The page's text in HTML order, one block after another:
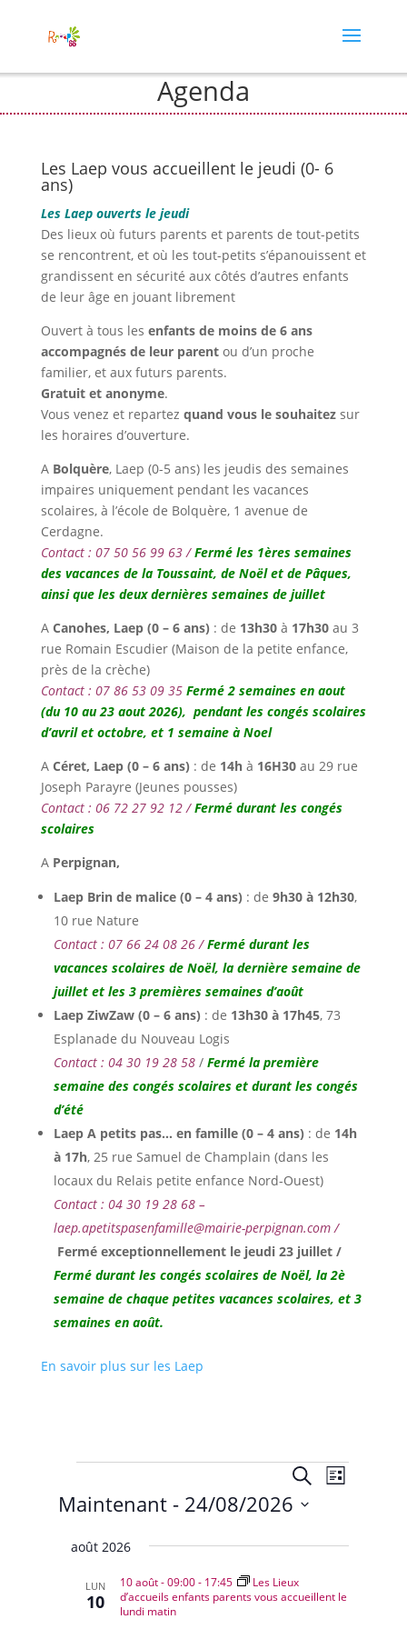
Agenda
Les Laep vous accueillent le jeudi (0- 6
ans)
Les Laep ouverts le jeudi
Des lieux où futurs parents et parents de tout-petits
se rencontrent, et où les tout-petits s’épanouissent et
grandissent en sécurité aux côtés d’autres enfants
de leur âge en jouant librement
Ouvert à tous les enfants de moins de 6 ans
accompagnés de leur parentou d’un proche
familier, et aux futurs parents.
Gratuit et anonyme.
Vous venez et repartez quand vous le souhaitezsur
les horaires d’ouverture.
A Bolquère, Laep (0-5 ans) les jeudis des semaines
impaires uniquement pendant les vacances
scolaires, à l’école de Bolquère, 1 avenue de
Cerdagne.
Contact : 07 50 56 99 63 /Fermé les 1ères semaines
des vacances de la Toussaint, de Noël et de Pâques,
ainsi que les deux dernières semaines de juillet
A Canohes, Laep (0 – 6 ans) : de 13h30à 17h30 au 3
rue Romain Escudier (Maison de la petite enfance,
près de la crèche)
Contact : 07 86 53 09 35 Fermé 2 semaines en aout
(du 10 au 23 aout 2026), pendant les congés scolaires
d’avril et octobre, et 1 semaine à Noel
A Céret, Laep (0 – 6 ans) : de 14h à 16H30 au 29 rue
Joseph Parayre (Jeunes pousses)
Contact : 06 72 27 92 12 /Fermé durant les congés
scolaires
A Perpignan,
Laep Brin de malice (0 – 4 ans) : de 9h30 à 12h30,
10 rue Nature
Contact : 07 66 24 08 26 /Fermé durant les
vacances scolaires de Noël, la dernière semaine de
juillet et les 3 premières semaines d’août
Laep ZiwZaw (0 – 6 ans) : de 13h30 à 17h45, 73
Esplanade du Nouveau Logis
Contact : 04 30 19 28 58 / Fermé la première
semaine des congés scolaires et durant les congés
d’été
Laep A petits pas… en famille (0 – 4 ans) : de 14h
à 17h, 25 rue Samuel de Champlain (dans les
locaux du Relais petite enfance Nord-Ouest)
Contact : 04 30 19 28 68 –
laep.apetitspasenfamille@mairie-perpignan.com /
Fermé exceptionnellement le jeudi 23 juillet /
Fermé durant les congés scolaires de Noël, la 2è
semaine de chaque petites vacances scolaires, et 3
semaines en août.
En savoir plus sur les Laep
Évènements Recherche
et
navigation
de
Recherche
de
Liste
Maintenant - 24/08/2026
une
août 2026
LUN
10
10 août - 09:00- 17:45
Les Lieux
d’accueils enfants parents vous accueillent le
lundi matin